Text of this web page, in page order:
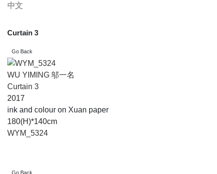
中文
Curtain 3
WU YIMING 邬一名
Curtain 3
2017
ink and colour on Xuan paper
180(H)*140cm
WYM_5324